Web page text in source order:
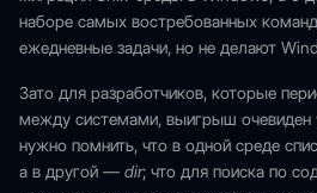
наборе самых востребованных
ежедневные задачи, но не делают
Зато для разработчиков, которые
между системами, выигрыш очевиден
нужно помнить, что в одной среде
а в другой — dir; что для поиска по